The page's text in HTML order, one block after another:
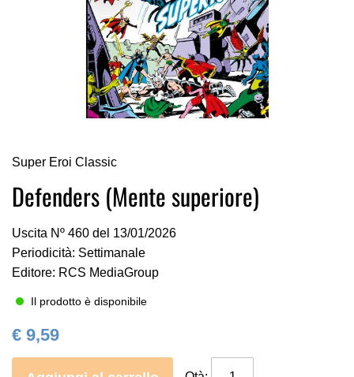
all'inizio
della
galleria
immagini
Super Eroi Classic
Defenders (Mente superiore)
Uscita Nº 460 del 13/01/2026
Periodicità: Settimanale
Editore: RCS MediaGroup
Il prodotto è disponibile
€ 9,59